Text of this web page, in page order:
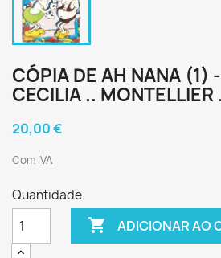
CÓPIA DE AH NANA (1)
CECILIA .. MONTELLIER
20,00 €
Com IVA
Quantidade
 ADICIONAR AO